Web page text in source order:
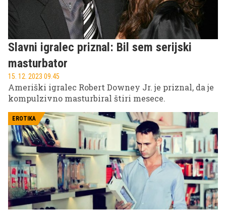
Slavni igralec priznal: Bil sem serijski
masturbator
15. 12. 2023 09.45
Ameriški igralec Robert Downey Jr. je priznal, da je
kompulzivno masturbiral štiri mesece.
EROTIKA